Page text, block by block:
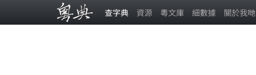
查字典 資源 粵文庫 細數據 關於我哋